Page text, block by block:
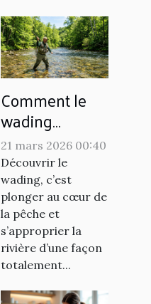
Comment le
wading
améliore-t-il
l'expérience de
pêche ?
21 mars 2026 00:40
Découvrir le
wading, c’est
plonger au cœur de
la pêche et
s’approprier la
rivière d’une façon
totalement...